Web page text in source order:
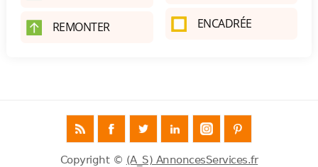
REMONTER ENCADRÉE
Copyright © (A_S) AnnoncesServices.fr